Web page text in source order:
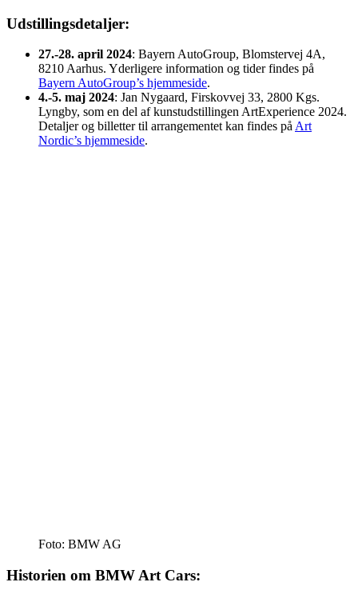
Udstillingsdetaljer:
27.-28. april 2024: Bayern AutoGroup, Blomstervej 4A,
8210 Aarhus. Yderligere information og tider findes på
Bayern AutoGroup’s hjemmeside.
4.-5. maj 2024: Jan Nygaard, Firskovvej 33, 2800 Kgs.
Lyngby, som en del af kunstudstillingen ArtExperience 2024.
Detaljer og billetter til arrangementet kan findes på Art
Nordic’s hjemmeside.
Foto: BMW AG
Historien om BMW Art Cars: